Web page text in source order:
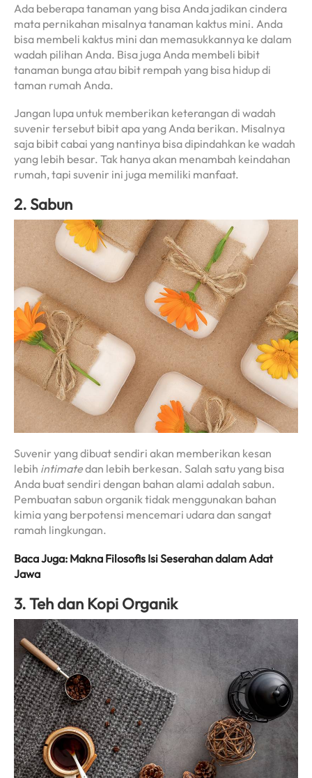
Ada beberapa tanaman yang bisa Anda jadikan cindera
mata pernikahan misalnya tanaman kaktus mini. Anda
bisa membeli kaktus mini dan memasukkannya ke dalam
wadah pilihan Anda. Bisa juga Anda membeli bibit
tanaman bunga atau bibit rempah yang bisa hidup di
taman rumah Anda.
Jangan lupa untuk memberikan keterangan di wadah
suvenir tersebut bibit apa yang Anda berikan. Misalnya
saja bibit cabai yang nantinya bisa dipindahkan ke wadah
yang lebih besar. Tak hanya akan menambah keindahan
rumah, tapi suvenir ini juga memiliki manfaat.
2. Sabun
Suvenir yang dibuat sendiri akan memberikan kesan
lebih intimatedan lebih berkesan. Salah satu yang bisa
Anda buat sendiri dengan bahan alami adalah sabun.
Pembuatan sabun organik tidak menggunakan bahan
kimia yang berpotensi mencemari udara dan sangat
ramah lingkungan.
Baca Juga: Makna Filosofis Isi Seserahan dalam Adat
Jawa
3. Teh dan Kopi Organik